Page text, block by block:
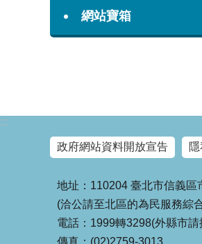
網站寶箱
:::
政府網站資料開放宣告
地址：110204 臺北市信義區
(洽公請至北區的為民服務綜
電話：1999轉3298(外縣市